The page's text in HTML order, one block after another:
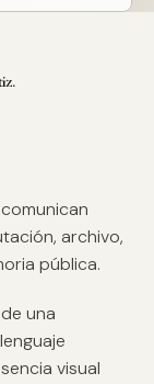
archivo,
pública.
una
visual